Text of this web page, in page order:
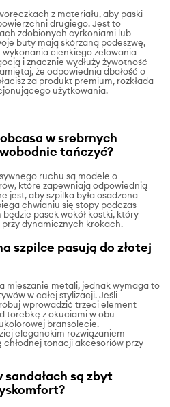
z materiału, aby paski
drugiego. Jest to
zdobionych cyrkoniami lub
buty mają skórzaną podeszwę,
cienkiego zelowania –
i znacznie wydłuży żywotność
że odpowiednia dbałość o
za produkt premium, rozkłada
użytkowania.
w srebrnych
tańczyć?
ruchu są modele o
które zapewniają odpowiednią
jest, aby szpilka była osadzona
chwianiu się stopy podczas
pasek wokół kostki, który
dynamicznych krokach.
szpilce pasują do złotej
mieszanie metali, jednak wymaga to
w całej stylizacji. Jeśli
wprowadzić trzeci element
torebkę z okuciami w obu
bransolecie.
eleganckim rozwiązaniem
tonacji akcesoriów przy
są zbyt